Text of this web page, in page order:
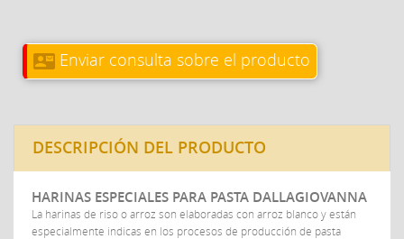
contact_mail Enviar consulta sobre el producto
DESCRIPCIÓN DEL PRODUCTO
HARINAS ESPECIALES PARA PASTA DALLAGIOVANNA
La harinas de riso o arroz son elaboradas con arroz blanco y están
especialmente indicas en los procesos de producción de pasta